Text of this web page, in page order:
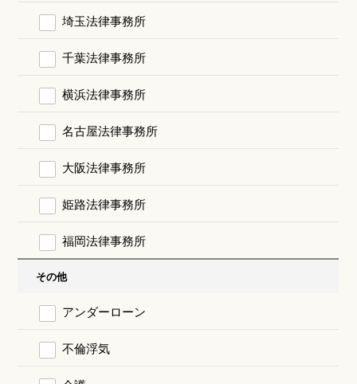
埼玉法律事務所
千葉法律事務所
横浜法律事務所
名古屋法律事務所
大阪法律事務所
姫路法律事務所
福岡法律事務所
その他
アンダーローン
不倫浮気